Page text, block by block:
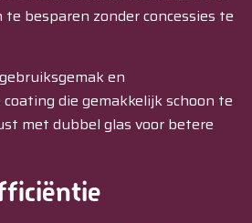
besparen zonder concessies te
en
die gemakkelijk schoon te
met dubbel glas voor betere